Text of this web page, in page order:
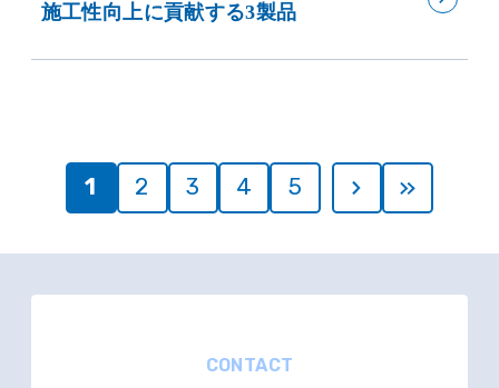
施工性向上に貢献する3製品
1 2 3 4 5
CONTACT